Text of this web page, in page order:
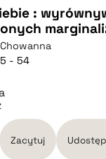
:
Chowanna
- 54
Zacytuj